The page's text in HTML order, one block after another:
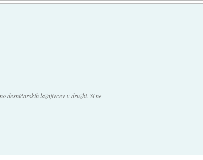
desničarskih lažnjivcev v družbi. Si ne